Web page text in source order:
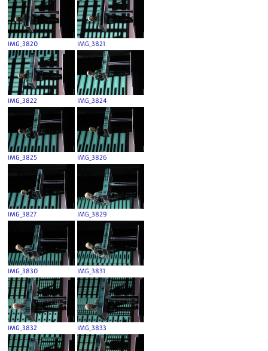
IMG_3820 IMG_3821
IMG_3822 IMG_3824
IMG_3825 IMG_3826
IMG_3827 IMG_3829
IMG_3830 IMG_3831
IMG_3832 IMG_3833